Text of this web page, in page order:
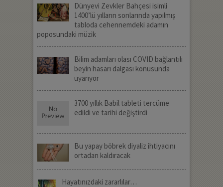
Dünyevi Zevkler Bahçesi isimli
1400’lü yılların sonlarında yapılmış
tabloda cehennemdeki adamın
poposundaki müzik
Bilim adamları olası COVID bağlantılı
beyin hasarı dalgası konusunda
uyarıyor
3700 yıllık Babil tableti tercüme
edildi ve tarihi değiştirdi
Bu yapay böbrek diyaliz ihtiyacını
ortadan kaldıracak
Hayatınızdaki zararlılar…